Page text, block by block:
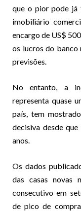
que o pior pode já
imobiliário
encargo de US$
os lucros do
previsões.
No entanto, a
representa quase
país, tem
decisiva desde
anos.
Os dados
das casas novas
consecutivo em
de pico de